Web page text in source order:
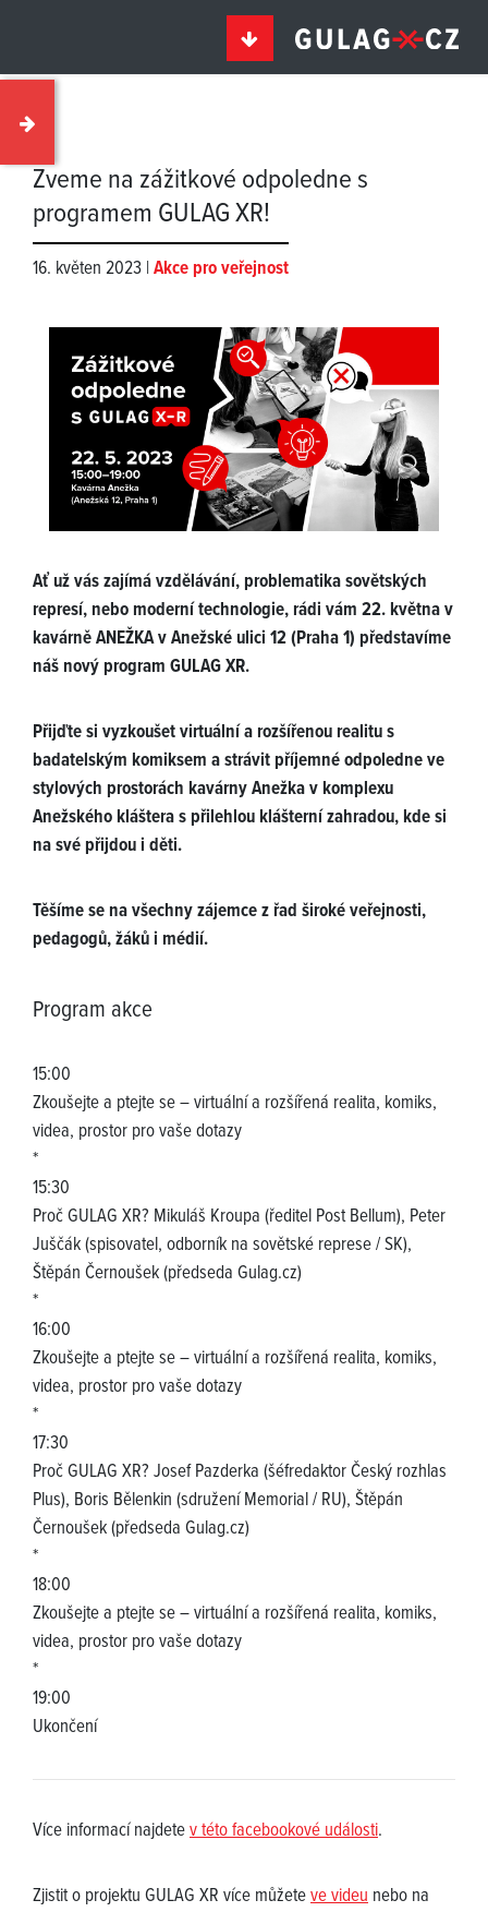
Zveme na zážitkové odpoledne s
programem GULAG XR!
16. květen 2023 | Akce pro veřejnost
Ať už vás zajímá vzdělávání, problematika sovětských
represí, nebo moderní technologie, rádi vám 22. května v
kavárně ANEŽKA v Anežské ulici 12 (Praha 1) představíme
náš nový program GULAG XR.
Přijďte si vyzkoušet virtuální a rozšířenou realitu s
badatelským komiksem a strávit příjemné odpoledne ve
stylových prostorách kavárny Anežka v komplexu
Anežského kláštera s přilehlou klášterní zahradou, kde si
na své přijdou i děti.
Těšíme se na všechny zájemce z řad široké veřejnosti,
pedagogů, žáků i médií.
Program akce
15:00
Zkoušejte a ptejte se – virtuální a rozšířená realita, komiks,
videa, prostor pro vaše dotazy
*
15:30
Proč GULAG XR? Mikuláš Kroupa (ředitel Post Bellum), Peter
Juščák (spisovatel, odborník na sovětské represe / SK),
Štěpán Černoušek (předseda Gulag.cz)
*
16:00
Zkoušejte a ptejte se – virtuální a rozšířená realita, komiks,
videa, prostor pro vaše dotazy
*
17:30
Proč GULAG XR? Josef Pazderka (šéfredaktor Český rozhlas
Plus), Boris Bělenkin (sdružení Memorial / RU), Štěpán
Černoušek (předseda Gulag.cz)
*
18:00
Zkoušejte a ptejte se – virtuální a rozšířená realita, komiks,
videa, prostor pro vaše dotazy
*
19:00
Ukončení
Více informací najdetev této facebookové události.
Zjistit o projektu GULAG XR více můžeteve videu nebo na